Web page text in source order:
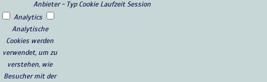
Anbieter - Typ Cookie Laufzeit Session
Analytics
Analytische
Cookies werden
verwendet, um zu
verstehen, wie
Besucher mit der